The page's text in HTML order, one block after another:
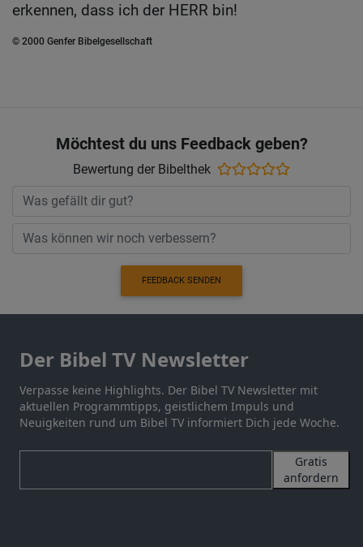
erkennen, dass ich der HERR bin!
© 2000 Genfer Bibelgesellschaft
Möchtest du uns Feedback geben?
Bewertung der Bibelthek
FEEDBACK SENDEN
Der Bibel TV Newsletter
Verpasse keine Highlights. Der Bibel TV Newsletter mit
aktuellen Programmtipps, geistlichem Impuls und
Neuigkeiten rund um Bibel TV informiert Dich jede Woche.
Gratis
anfordern